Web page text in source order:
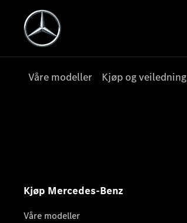
Våre modeller Kjøp og veiledning
Kjøp Mercedes-Benz
Våre modeller